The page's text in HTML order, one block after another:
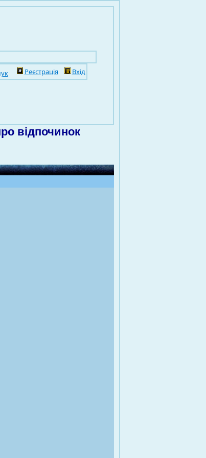
Реєстрація Вхід
відпочинок